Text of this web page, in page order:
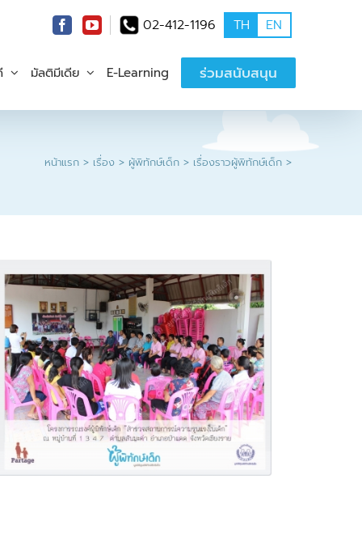
02-412-1196 TH EN
มัลติมีเดีย E-Learning ร่วมสนับสนุน
หน้าแรก เรื่อง ผู้พิทักษ์เด็ก เรื่องราวผู้พิทักษ์เด็ก